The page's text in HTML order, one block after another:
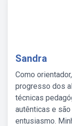
Sandra
Como
progresso dos
técnicas
autênticas e
entusiasmo.